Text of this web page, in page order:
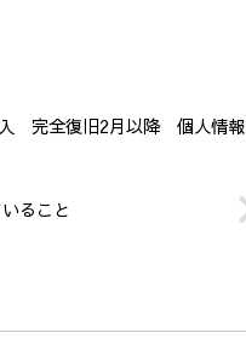
入 完全復旧2月以降 個人情報
ること